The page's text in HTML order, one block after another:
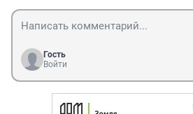
Гость
Войти